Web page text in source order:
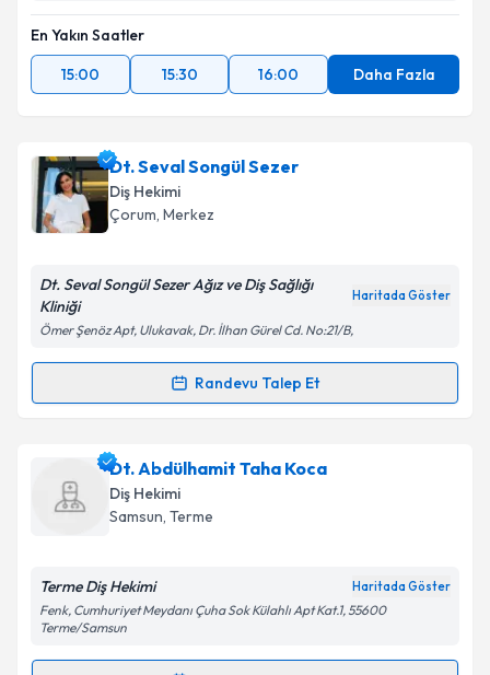
kapsamda işlenmesini kabul ediyorum.
Takvim Talebini Gönder
En Yakın Saatler
15:00
15:30 16:00 Daha Fazla
Dt. Seval Songül Sezer
Diş Hekimi
Çorum, Merkez
Dt. Seval Songül Sezer Ağız ve Diş Sağlığı
Kliniği
Haritada Göster
Ömer Şenöz Apt, Ulukavak, Dr. İlhan Gürel Cd. No:21/B,
Randevu Talep Et
Randevu Takvimi Talebi
Dt. Seval Songül Sezeriçin randevu takvimi talebi
oluşturun. Size bu uzmandan randevu almanız için bir
takvim hazırlandığında e-posta ile bilgilendireceğiz.
Kişisel verilerimin işlenmesine ilişkinAydınlatma
Dt. Abdülhamit Taha Koca
Diş Hekimi
Samsun, Terme
Terme Diş Hekimi Haritada Göster
Fenk, Cumhuriyet Meydanı Çuha Sok Külahlı Apt Kat.1, 55600
Terme/Samsun